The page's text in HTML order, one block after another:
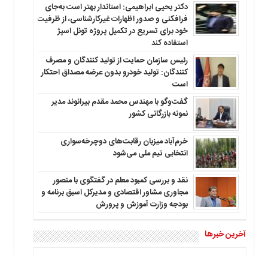
دکتر یحیی ابراهیمی: استاندار بهتر است به‌جای
فرافکنی و صدور اظهارات غیرکارشناسی، از ظرفیت
خود برای تسریع در تکمیل پروژه تونل اسپژ
استفاده کند
رئیس سازمان حمایت از تولید کنندگان و مصرف
کنندگان: تولید خودرو بدون عرضه مصداق احتکار
است
گفت‌وگو با مهندس محمد مقدم بیرانوند مدیر
نمونه بازرگانی کشور
خرم‌آباد میزبان رقابت‌های دوچرخه‌سواری
انتخابی تیم ملی می‌شود
نقد و بررسی کمبود معلم در گفتگوی با منصور
مجاوری مشاور اقتصادی و مدیرکل اسبق برنامه و
بودجه وزارت آموزش و پرورش
آخرین خبرها